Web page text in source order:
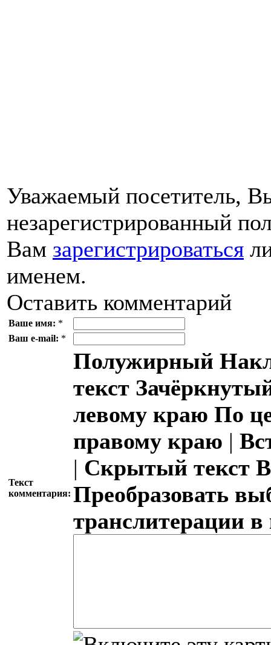
Уважаемый посетитель,
незарегистрированный
Вам зарегистрироваться
именем.
Оставить комментарий
Ваше имя: *
Ваш e-mail: *
Текст
комментария:
Полужирный
текст
левому краю По
правому краю |
| Скрытый текст
Преобразовать
транслитерации